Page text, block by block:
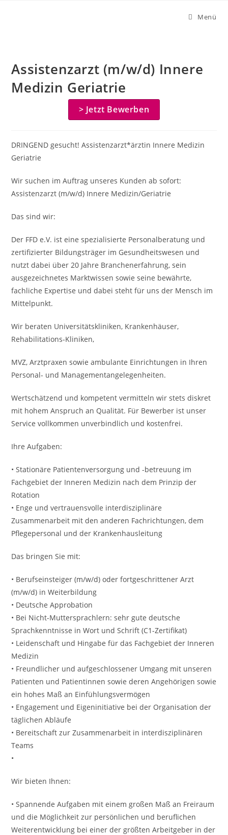
Menü
Assistenzarzt (m/w/d) Innere
Medizin Geriatrie
> Jetzt Bewerben
DRINGEND gesucht! Assistenzarzt*ärztin Innere Medizin
Geriatrie
Wir suchen im Auftrag unseres Kunden ab sofort:
Assistenzarzt (m/w/d) Innere Medizin/Geriatrie
Das sind wir:
Der FFD e.V. ist eine spezialisierte Personalberatung und
zertifizierter Bildungsträger im Gesundheitswesen und
nutzt dabei über 20 Jahre Branchenerfahrung, sein
ausgezeichnetes Marktwissen sowie seine bewährte,
fachliche Expertise und dabei steht für uns der Mensch im
Mittelpunkt.
Wir beraten Universitätskliniken, Krankenhäuser,
Rehabilitations-Kliniken,
MVZ, Arztpraxen sowie ambulante Einrichtungen in Ihren
Personal- und Managementangelegenheiten.
Wertschätzend und kompetent vermitteln wir stets diskret
mit hohem Anspruch an Qualität. Für Bewerber ist unser
Service vollkommen unverbindlich und kostenfrei.
Ihre Aufgaben:
• Stationäre Patientenversorgung und -betreuung im
Fachgebiet der Inneren Medizin nach dem Prinzip der
Rotation
• Enge und vertrauensvolle interdisziplinäre
Zusammenarbeit mit den anderen Fachrichtungen, dem
Pflegepersonal und der Krankenhausleitung
Das bringen Sie mit:
• Berufseinsteiger (m/w/d) oder fortgeschrittener Arzt
(m/w/d) in Weiterbildung
• Deutsche Approbation
• Bei Nicht-Muttersprachlern: sehr gute deutsche
Sprachkenntnisse in Wort und Schrift (C1-Zertifikat)
• Leidenschaft und Hingabe für das Fachgebiet der Inneren
Medizin
• Freundlicher und aufgeschlossener Umgang mit unseren
Patienten und Patientinnen sowie deren Angehörigen sowie
ein hohes Maß an Einfühlungsvermögen
• Engagement und Eigeninitiative bei der Organisation der
täglichen Abläufe
• Bereitschaft zur Zusammenarbeit in interdisziplinären
Teams
•
Wir bieten Ihnen:
• Spannende Aufgaben mit einem großen Maß an Freiraum
und die Möglichkeit zur persönlichen und beruflichen
Weiterentwicklung bei einer der größten Arbeitgeber in der